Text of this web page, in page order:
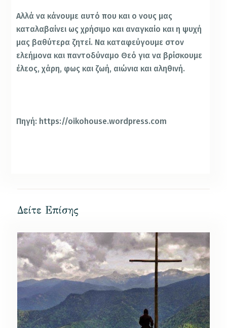
Αλλά να κάνουμε αυτό που και ο νους μας
καταλαβαίνει ως χρήσιμο και αναγκαίο και η ψυχή
μας βαθύτερα ζητεί. Να καταφεύγουμε στον
ελεήμονα και παντοδύναμο Θεό για να βρίσκουμε
έλεος, χάρη, φως και ζωή, αιώνια και αληθινή.
Πηγή: https://oikohouse.wordpress.com
Δείτε Επίσης